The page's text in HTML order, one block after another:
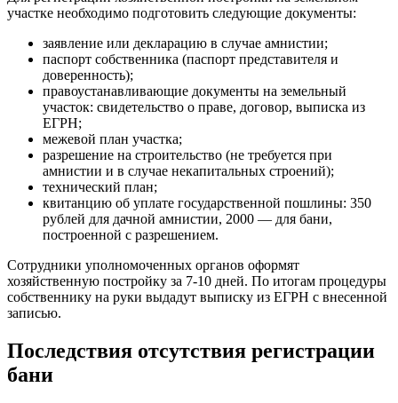
участке необходимо подготовить следующие документы:
заявление или декларацию в случае амнистии;
паспорт собственника (паспорт представителя и
доверенность);
правоустанавливающие документы на земельный
участок: свидетельство о праве, договор, выписка из
ЕГРН;
межевой план участка;
разрешение на строительство (не требуется при
амнистии и в случае некапитальных строений);
технический план;
квитанцию об уплате государственной пошлины: 350
рублей для дачной амнистии, 2000 — для бани,
построенной с разрешением.
Сотрудники уполномоченных органов оформят
хозяйственную постройку за 7-10 дней. По итогам процедуры
собственнику на руки выдадут выписку из ЕГРН с внесенной
записью.
Последствия отсутствия регистрации
бани